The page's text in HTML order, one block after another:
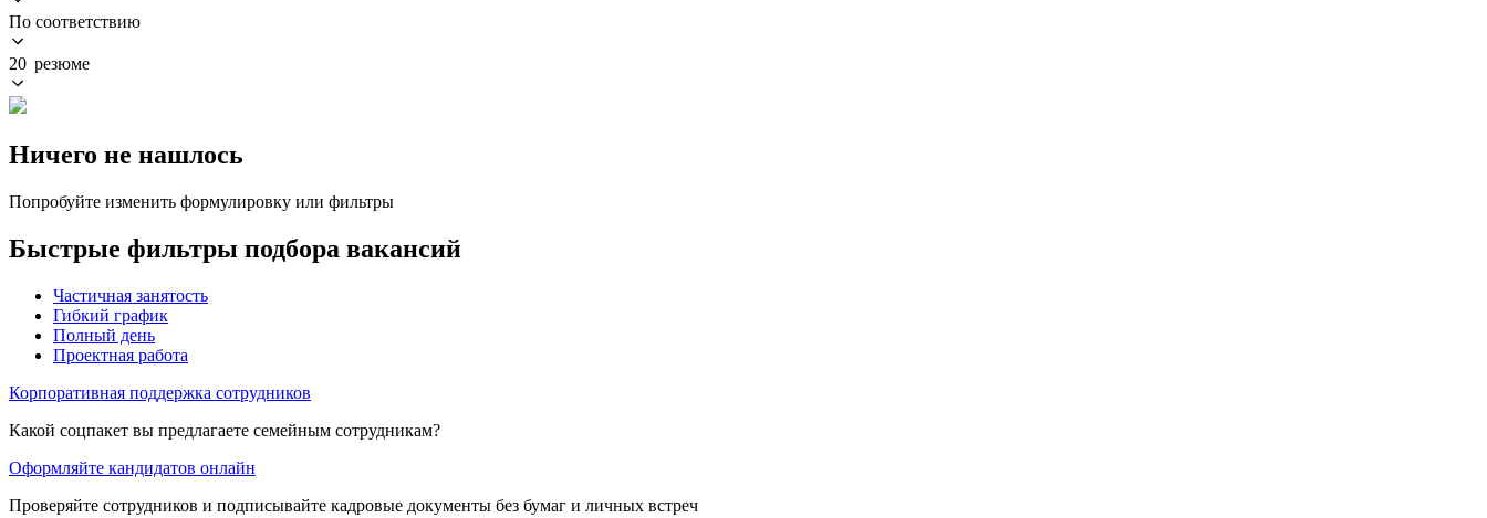
По соответствию
20 резюме
Ничего не нашлось
Попробуйте изменить формулировку или фильтры
Быстрые фильтры подбора вакансий
Частичная занятость
Гибкий график
Полный день
Проектная работа
Корпоративная поддержка сотрудников
Какой соцпакет вы предлагаете семейным сотрудникам?
Оформляйте кандидатов онлайн
Проверяйте сотрудников и подписывайте кадровые документы без бумаг и личных встреч